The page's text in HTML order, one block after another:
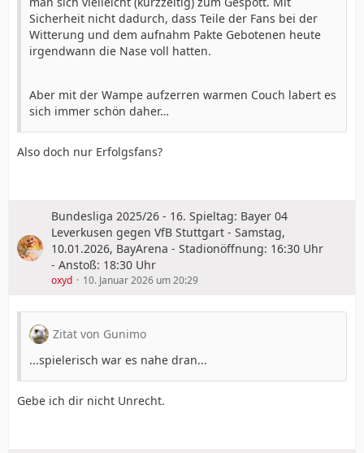
Sicherheit nicht dadurch, dass Teile der Fans bei der
Witterung und dem aufnahm Pakte Gebotenen heute
irgendwann die Nase voll hatten.
Aber mit der Wampe aufzerren warmen Couch labert es
sich immer schön daher…
Also doch nur Erfolgsfans?
Bundesliga 2025/26 - 16. Spieltag: Bayer 04
Leverkusen gegen VfB Stuttgart - Samstag,
10.01.2026, BayArena - Stadionöffnung: 16:30 Uhr
- Anstoß: 18:30 Uhr
oxyd 10. Januar 2026 um 20:29
Zitat von Gunimo
...spielerisch war es nahe dran...
Gebe ich dir nicht Unrecht.